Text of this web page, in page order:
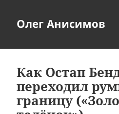
Олег Анисимов
Как Остап
переходил
границу